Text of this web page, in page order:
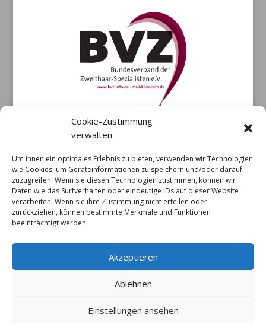
Cookie-Zustimmung
verwalten
Um ihnen ein optimales Erlebnis zu bieten, verwenden wir Technologien
wie Cookies, um Geräteinformationen zu speichern und/oder darauf
zuzugreifen. Wenn sie diesen Technologien zustimmen, können wir
Daten wie das Surfverhalten oder eindeutige IDs auf dieser Website
verarbeiten. Wenn sie ihre Zustimmung nicht erteilen oder
zurückziehen, können bestimmte Merkmale und Funktionen
beeinträchtigt werden.
Akzeptieren
Ablehnen
Einstellungen ansehen